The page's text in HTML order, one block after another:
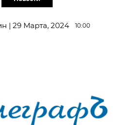
| 29 Марта, 2024 10:00